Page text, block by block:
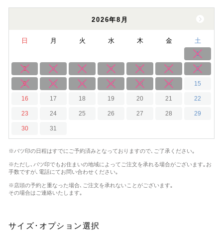
2026年8月
日 月 火 水 木 金 土
1
2 3 4 5 6 7 8
9 10 11 12 13 14 15
16 17 18 19 20 21 22
23 24 25 26 27 28 29
30 31
※バツ印の日程はすでにご予約済みとなっておりますので､ご了承ください｡
※ただし､バツ印でもお住まいの地域によってご注文を承れる場合がございます｡ お
手数ですが､電話にてお問い合わせください｡
※店頭の予約と重なった場合､ご注文を承れないことがございます｡
その場合はご連絡いたします｡
サイズ･オプション選択